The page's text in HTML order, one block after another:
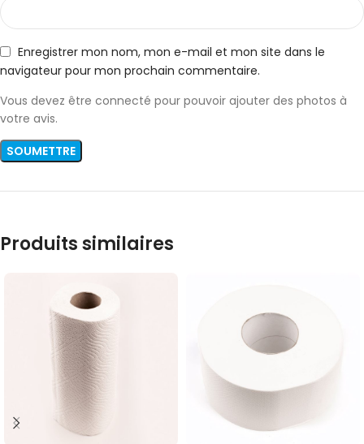
Enregistrer mon nom, mon e-mail et mon site dans le
navigateur pour mon prochain commentaire.
Vous devez être connecté pour pouvoir ajouter des photos à
votre avis.
Produits similaires